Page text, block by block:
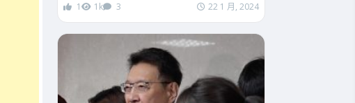
1 1k 3 22 1 月, 2024